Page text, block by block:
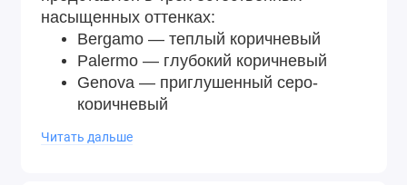
насыщенных оттенках:
Bergamo — теплый коричневый
Palermo — глубокий коричневый
Genova — приглушенный серо-
коричневый
Оттенки выглядят красиво и дорого,
Читать дальше